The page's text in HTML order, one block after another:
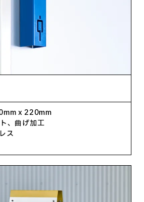
mm x 220mm
、曲げ加工
ス